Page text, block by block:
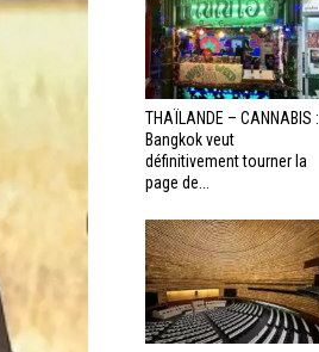
THAÏLANDE – CANNABIS :
Bangkok veut
définitivement tourner la
page de...